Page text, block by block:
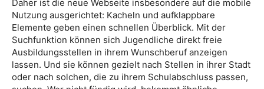
Daher ist die neue Webseite insbesondere auf die mobile
Nutzung ausgerichtet: Kacheln und aufklappbare
Elemente geben einen schnellen Überblick. Mit der
Suchfunktion können sich Jugendliche direkt freie
Ausbildungsstellen in ihrem Wunschberuf anzeigen
lassen. Und sie können gezielt nach Stellen in ihrer Stadt
oder nach solchen, die zu ihrem Schulabschluss passen,